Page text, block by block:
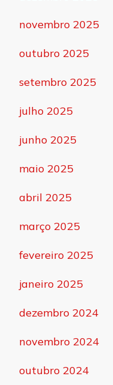
novembro 2025
outubro 2025
setembro 2025
julho 2025
junho 2025
maio 2025
abril 2025
março 2025
fevereiro 2025
janeiro 2025
dezembro 2024
novembro 2024
outubro 2024